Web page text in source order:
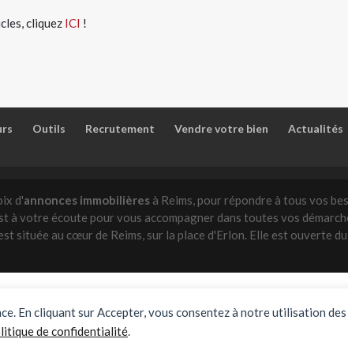
En cliquant sur Accepter, vous consentez à notre utilisation des
de confidentialité.
cliquez ICI !
Outils Recrutement Vendre votre bien Actualités
d'annonces immobilières à Reims, pour répondre à tous vos
à votre écoute pour vous accompagner dans toutes vos
située au cœur de Reims, sur la place d'Erlon. Elle est ouverte